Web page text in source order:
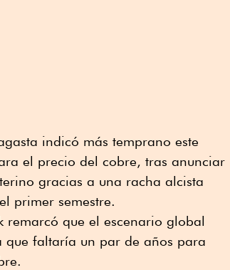
indicó más temprano este
el precio del cobre, tras anunciar
gracias a una racha alcista
primer semestre.
remarcó que el escenario global
faltaría un par de años para